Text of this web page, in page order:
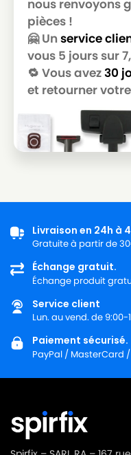
nous renvoyons
pièces !
🤗 Un service
vous 5 jours sur
🔁 Vous avez30
et retourner
Livraison en 24h à
Gratuite à partir de
Échange gratuit.
Échange produit
Service client
Lun. au vend. de 9:00-
Paiement sécurisé.
PayPal / MasterCard